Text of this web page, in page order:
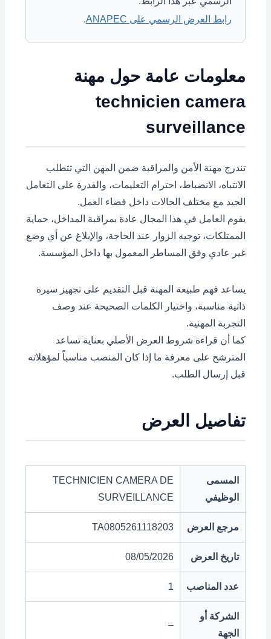
رابط العرض الرسمي على ANAPEC
.
معلومات عامة حول مهنة
technicien camera
surveillance
تندرج مهنة الأمن والمراقبة ضمن المهن التي تتطلب
الانتباه، الانضباط، احترام التعليمات، والقدرة على التعامل
الجيد مع مختلف الحالات داخل فضاء العمل.
يقوم العامل في هذا المجال عادة بمراقبة المداخل، حماية
الممتلكات، توجيه الزوار عند الحاجة، والإبلاغ عن أي وضع
غير عادي وفق المساطر المعمول بها داخل المؤسسة.
يساعد فهم طبيعة المهنة قبل التقديم على تجهيز سيرة
ذاتية مناسبة، واختيار الكلمات الصحيحة عند وصف
التجربة المهنية.
كما أن قراءة شروط العرض الأصلي بعناية تساعد
المترشح على معرفة ما إذا كان المنصب مناسباً لمؤهلاته
قبل إرسال الطلب.
تفاصيل العرض
المسمى
الوظيفي
TECHNICIEN CAMERA DE
SURVEILLANCE
مرجع العرض TA0805261118203
تاريخ العرض 08/05/2026
عدد المناصب 1
الشركة أو
الجهة
–